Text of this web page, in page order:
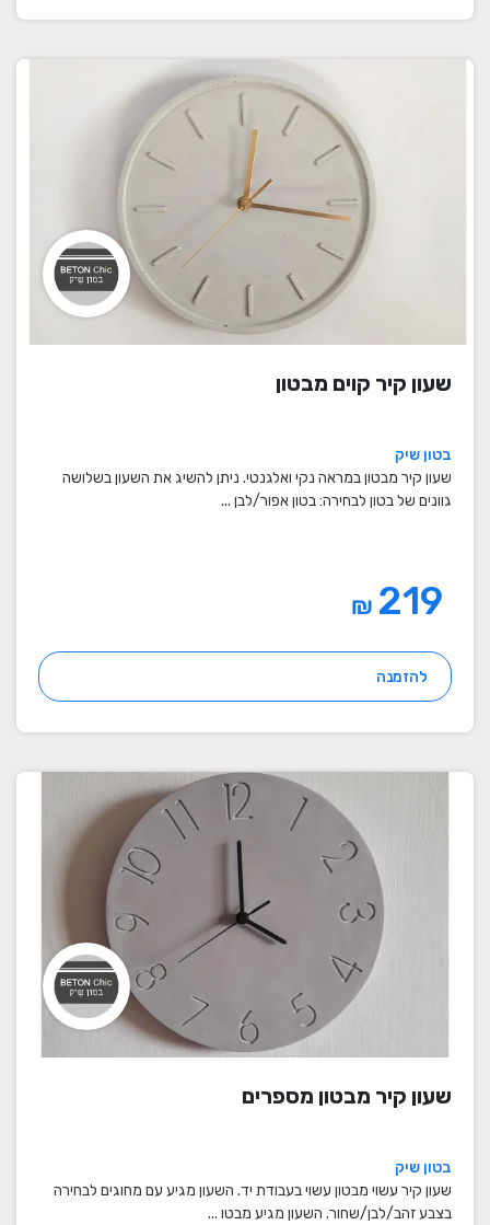
שעון קיר קוים מבטון
בטון שיק
שעון קיר מבטון במראה נקי ואלגנטי. ניתן להשיג את השעון בשלושה
גוונים של בטון לבחירה: בטון אפור/לבן ...
₪
להזמנה
שעון קיר מבטון מספרים
בטון שיק
שעון קיר עשוי מבטון עשוי בעבודת יד. השעון מגיע עם מחוגים לבחירה
בצבע זהב/לבן/שחור. השעון מגיע מבטו ...